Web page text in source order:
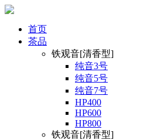
首页
茶品
铁观音[清香型]
纯音3号
纯音5号
纯音7号
HP400
HP600
HP800
铁观音[清香型]